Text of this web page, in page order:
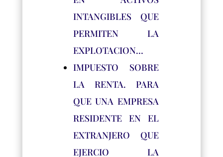
INTANGIBLES QUE
PERMITEN LA
EXPLOTACION…
IMPUESTO SOBRE
LA RENTA. PARA
QUE UNA EMPRESA
RESIDENTE EN EL
EXTRANJERO QUE
EJERCIO LA